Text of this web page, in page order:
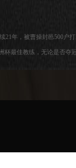
21年，被曹操封邑500户
杯最佳教练，无论是否夺